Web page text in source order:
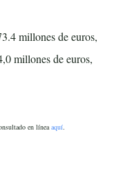
millones de euros,
millones de euros,
en línea aquí